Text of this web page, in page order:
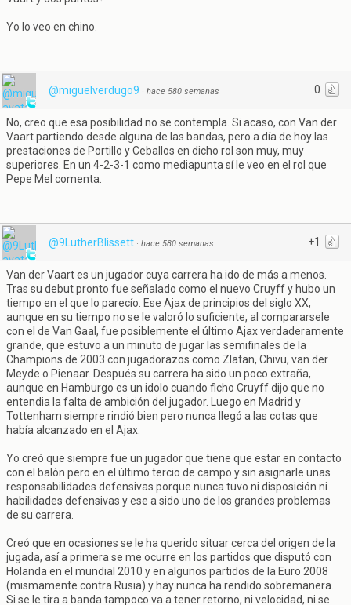
Yo lo veo en chino.
0
@miguelverdugo9 · hace 580 semanas
No, creo que esa posibilidad no se contempla. Si acaso, con Van der
Vaart partiendo desde alguna de las bandas, pero a día de hoy las
prestaciones de Portillo y Ceballos en dicho rol son muy, muy
superiores. En un 4-2-3-1 como mediapunta sí le veo en el rol que
Pepe Mel comenta.
+1
@9LutherBlissett · hace 580 semanas
Van der Vaart es un jugador cuya carrera ha ido de más a menos.
Tras su debut pronto fue señalado como el nuevo Cruyff y hubo un
tiempo en el que lo parecío. Ese Ajax de principios del siglo XX,
aunque en su tiempo no se le valoró lo suficiente, al compararsele
con el de Van Gaal, fue posiblemente el último Ajax verdaderamente
grande, que estuvo a un minuto de jugar las semifinales de la
Champions de 2003 con jugadorazos como Zlatan, Chivu, van der
Meyde o Pienaar. Después su carrera ha sido un poco extraña,
aunque en Hamburgo es un idolo cuando ficho Cruyff dijo que no
entendia la falta de ambición del jugador. Luego en Madrid y
Tottenham siempre rindió bien pero nunca llegó a las cotas que
había alcanzado en el Ajax.
Yo creó que siempre fue un jugador que tiene que estar en contacto
con el balón pero en el último tercio de campo y sin asignarle unas
responsabilidades defensivas porque nunca tuvo ni disposición ni
habilidades defensivas y ese a sido uno de los grandes problemas
de su carrera.
Creó que en ocasiones se le ha querido situar cerca del origen de la
jugada, así a primera se me ocurre en los partidos que disputó con
Holanda en el mundial 2010 y en algunos partidos de la Euro 2008
(mismamente contra Rusia) y hay nunca ha rendido sobremanera.
Si se le tira a banda tampoco va a tener retorno, ni velocidad, ni se